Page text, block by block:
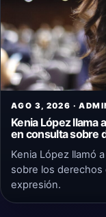
AGO 3, 2026 ·
Kenia López llama
en consulta sobre
Kenia López llamó
sobre los derechos
expresión.